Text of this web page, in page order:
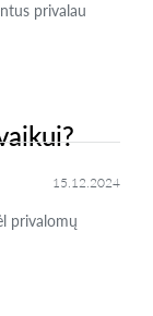
privalau
15.12.2024
privalomų